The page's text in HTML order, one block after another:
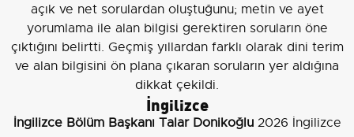
açık ve net sorulardan oluştuğunu; metin ve ayet
yorumlama ile alan bilgisi gerektiren soruların öne
çıktığını belirtti. Geçmiş yıllardan farklı olarak dini terim
ve alan bilgisini ön plana çıkaran soruların yer aldığına
dikkat çekildi.
İngilizce
İngilizce Bölüm Başkanı Talar Donikoğlu2026 İngilizce